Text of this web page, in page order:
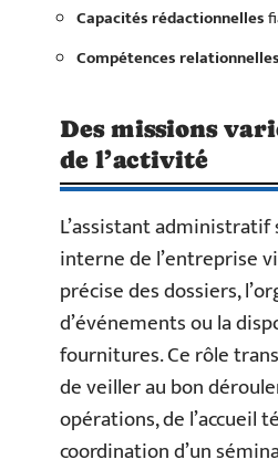
Capacités rédactionnelles
Compétences relationnelles
Des missions
de l’activité
L’assistant
interne de l’entreprise
précise des dossiers,
d’événements ou la
fournitures. Ce rôle
de veiller au bon
opérations, de l’accueil
coordination d’un